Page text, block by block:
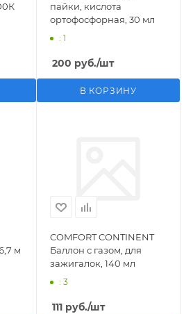
пайки, кислота
ортофосфорная, 30 мл
: 1
200 руб./шт
В КОРЗИНУ
м
COMFORT CONTINENT
Баллон с газом, для
зажигалок, 140 мл
: 3
111 руб./шт